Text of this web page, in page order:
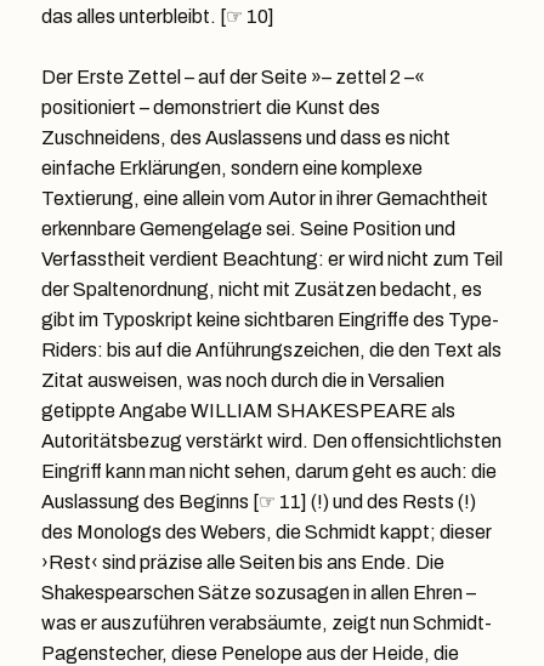
das alles unterbleibt. [☞ 10]
Der Erste Zettel – auf der Seite »– zettel 2 –«
positioniert – demonstriert die Kunst des
Zuschneidens, des Auslassens und dass es nicht
einfache Erklärungen, sondern eine komplexe
Textierung, eine allein vom Autor in ihrer Gemachtheit
erkennbare Gemengelage sei. Seine Position und
Verfasstheit verdient Beachtung: er wird nicht zum Teil
der Spaltenordnung, nicht mit Zusätzen bedacht, es
gibt im Typoskript keine sichtbaren Eingriffe des Type-
Riders: bis auf die Anführungszeichen, die den Text als
Zitat ausweisen, was noch durch die in Versalien
getippte Angabe WILLIAM SHAKESPEARE als
Autoritätsbezug verstärkt wird. Den offensichtlichsten
Eingriff kann man nicht sehen, darum geht es auch: die
Auslassung des Beginns [☞ 11] (!) und des Rests (!)
des Monologs des Webers, die Schmidt kappt; dieser
›Rest‹ sind präzise alle Seiten bis ans Ende. Die
Shakespearschen Sätze sozusagen in allen Ehren –
was er auszuführen verabsäumte, zeigt nun Schmidt-
Pagenstecher, diese Penelope aus der Heide, die